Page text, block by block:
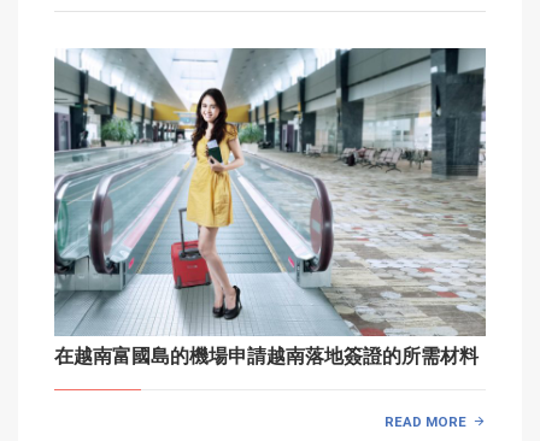
在越南富國島的機場申請越南落地簽證的所需材料
READ MORE